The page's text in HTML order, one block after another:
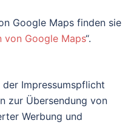
Google Maps finden sie
von Google Maps“.
Impressumspflicht
zur Übersendung von
Werbung und